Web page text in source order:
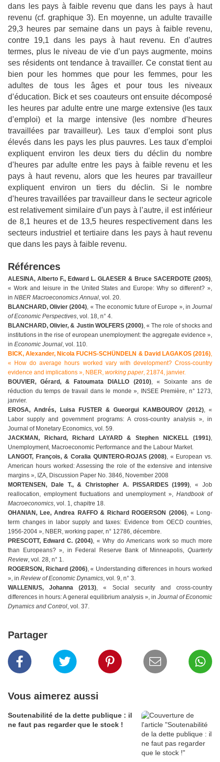
dans les pays à faible revenu que dans les pays à haut
revenu (cf. graphique 3). En moyenne, un adulte travaille
29,3 heures par semaine dans un pays à faible revenu,
contre 19,1 dans les pays à haut revenu. En d’autres
termes, plus le niveau de vie d’un pays augmente, moins
ses résidents ont tendance à travailler. Ce constat tient au
bien pour les hommes que pour les femmes, pour les
adultes de tous les âges et pour tous les niveaux
d’éducation. Bick et ses coauteurs ont ensuite décomposé
les heures par adulte entre une marge extensive (les taux
d’emploi) et la marge intensive (les nombre d’heures
travaillées par travailleur). Les taux d’emploi sont plus
élevés dans les pays les plus pauvres. Les taux d’emploi
expliquent environ les deux tiers du déclin du nombre
d’heures par adulte entre les pays à faible revenu et les
pays à haut revenu, alors que les heures par travailleur
expliquent environ un tiers du déclin. Si le nombre
d’heures travaillées par travailleur dans le secteur agricole
est relativement similaire d’un pays à l’autre, il est inférieur
de 8,1 heures et de 13,5 heures respectivement dans les
secteurs industriel et tertiaire dans les pays à haut revenu
que dans les pays à faible revenu.
Références
ALESINA, Alberto F., Edward L. GLAESER & Bruce SACERDOTE (2005),
« Work and leisure in the United States and Europe: Why so different? »,
in NBER Macroeconomics Annual, vol. 20.
BLANCHARD, Olivier (2004), « The economic future of Europe », inJournal
of Economic Perspectives, vol. 18, n° 4.
BLANCHARD, Olivier, & Justin WOLFERS (2000), « The role of shocks and
institutions in the rise of european unemployment: the aggregate evidence »,
in Economic Journal, vol. 110.
BICK, Alexander, Nicola FUCHS-SCHÜNDELN & David LAGAKOS (2016),
« How do average hours worked vary with development? Cross-country
evidence and implications », NBER, working paper, 21874, janvier.
BOUVIER, Gérard, & Fatoumata DIALLO (2010), « Soixante ans de
réduction du temps de travail dans le monde », INSEE Première, n° 1273,
janvier.
EROSA, Andrés, Luisa FUSTER & Gueorgui KAMBOUROV (2012), «
Labor supply and government programs: A cross-country analysis », in
Journal of Monetary Economics, vol. 59.
JACKMAN, Richard, Richard LAYARD & Stephen NICKELL (1991),
Unemployment, Macroeconomic Performance and the Labour Market.
LANGOT, François, & Coralia QUINTERO-ROJAS (2008), « European vs.
American hours worked: Assessing the role of the extensive and intensive
margins », IZA, Discussion Paper No. 3846, November 2008
MORTENSEN, Dale T., & Christopher A. PISSARIDES (1999), « Job
reallocation, employment fluctuations and unemployment »,Handbook of
Macroeconomics, vol. 1, chapitre 18.
OHANIAN, Lee, Andrea RAFFO & Richard ROGERSON (2006), « Long-
term changes in labor supply and taxes: Evidence from OECD countries,
1956-2004 », NBER, working paper, n° 12786, décembre.
PRESCOTT, Edward C. (2004), « Why do Americans work so much more
than Europeans? », in Federal Reserve Bank of Minneapolis, Quarterly
Review, vol. 28, n° 1.
ROGERSON, Richard (2006), « Understanding differences in hours worked
», in Review of Economic Dynamics, vol. 9, n° 3.
WALLENIUS, Johanna (2013), « Social security and cross-country
differences in hours: A general equilibrium analysis », in Journal of Economic
Dynamics and Control, vol. 37.
Partager
Vous aimerez aussi
Soutenabilité de la dette publique : il
ne faut pas regarder que le stock !